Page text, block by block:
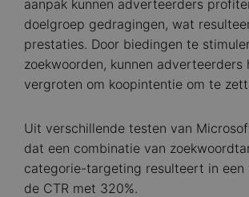
aanpak kunnen adverteerders
doelgroep gedragingen, wat
prestaties. Door biedingen te
zoekwoorden, kunnen adverteerders
vergroten om koopintentie om te
Uit verschillende testen van
dat een combinatie van
categorie-targeting resulteert in een
de CTR met 320%.